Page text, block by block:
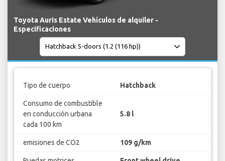
Toyota Auris Estate Vehículos de alquiler -
Especificaciones
Tipo de cuerpo Hatchback
Consumo de combustible
en conducción urbana
cada 100 km
5.8 l
emisiones de CO2 109 g/km